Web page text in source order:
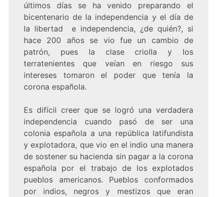
últimos días se ha venido preparando el
bicentenario de la independencia y el día de
la libertad e independencia, ¿de quién?, si
hace 200 años se vio fue un cambio de
patrón, pues la clase criolla y los
terratenientes que veían en riesgo sus
intereses tomaron el poder que tenía la
corona española.
Es difícil creer que se logró una verdadera
independencia cuando pasó de ser una
colonia española a una república latifundista
y explotadora, que vio en el indio una manera
de sostener su hacienda sin pagar a la corona
española por el trabajo de los explotados
pueblos americanos. Pueblos conformados
por indios, negros y mestizos que eran